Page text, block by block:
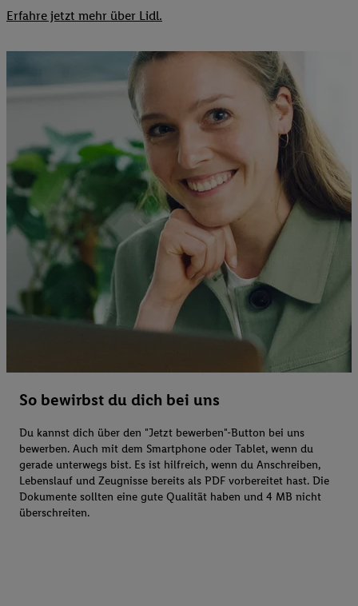
Erfahre jetzt mehr über Lidl.
So bewirbst du dich bei uns
Du kannst dich über den "Jetzt bewerben"-Button bei uns
bewerben. Auch mit dem Smartphone oder Tablet, wenn du
gerade unterwegs bist. Es ist hilfreich, wenn du Anschreiben,
Lebenslauf und Zeugnisse bereits als PDF vorbereitet hast. Die
Dokumente sollten eine gute Qualität haben und 4 MB nicht
überschreiten.